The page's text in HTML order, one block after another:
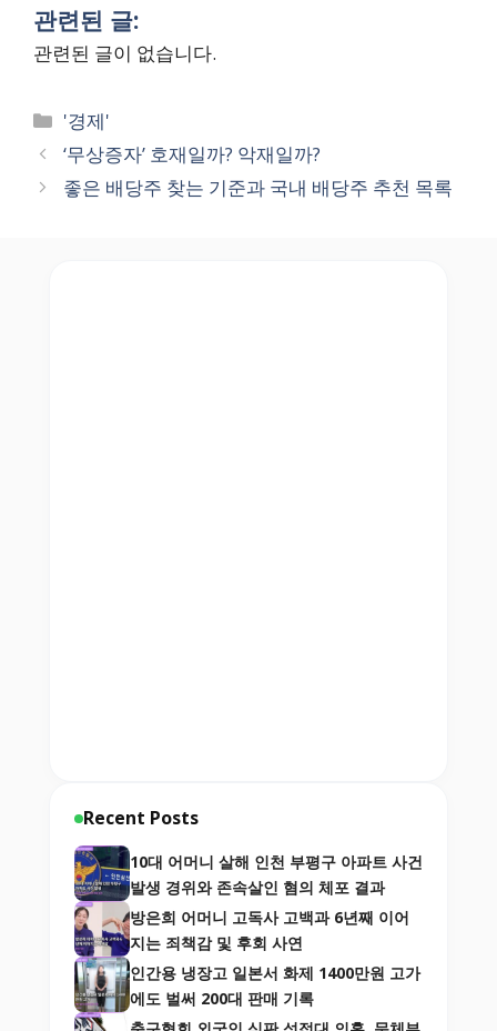
관련된 글:
관련된 글이 없습니다.
Categories
'경제'
‘무상증자’ 호재일까? 악재일까?
좋은 배당주 찾는 기준과 국내 배당주 추천 목록
Recent Posts
10대 어머니 살해 인천 부평구 아파트 사건
발생 경위와 존속살인 혐의 체포 결과
방은희 어머니 고독사 고백과 6년째 이어
지는 죄책감 및 후회 사연
인간용 냉장고 일본서 화제 1400만원 고가
에도 벌써 200대 판매 기록